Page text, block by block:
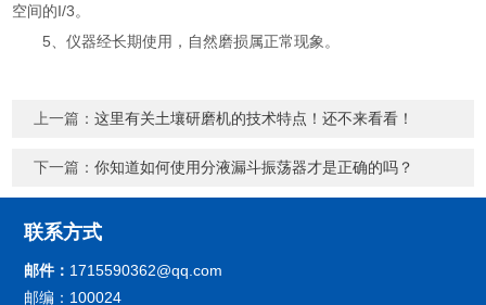
空间的I/3。
5、仪器经长期使用，自然磨损属正常现象。
上一篇：这里有关土壤研磨机的技术特点！还不来看看！
下一篇：你知道如何使用分液漏斗振荡器才是正确的吗？
联系方式
邮件： 1715590362@qq.com
邮编：100024